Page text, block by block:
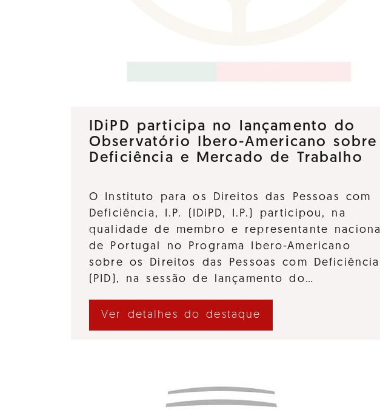
IDiPD participa no lançamento do
Observatório Ibero-Americano sobre
Deficiência e Mercado de Trabalho
O Instituto para os Direitos das Pessoas com
Deficiência, I.P. (IDiPD, I.P.) participou, na
qualidade de membro e representante nacional
de Portugal no Programa Ibero-Americano
sobre os Direitos das Pessoas com Deficiência
(PID), na sessão de lançamento do…
Ver detalhes do destaque